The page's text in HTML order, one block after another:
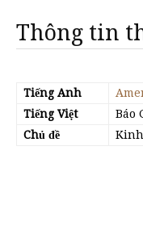
Thông tin
Tiếng Anh
Tiếng Việt
Báo
Chủ đề